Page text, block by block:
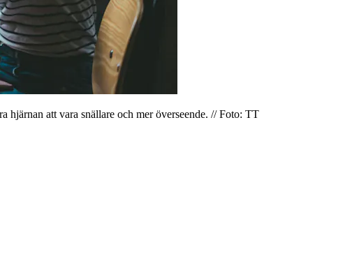
att vara snällare och mer överseende. // Foto: TT